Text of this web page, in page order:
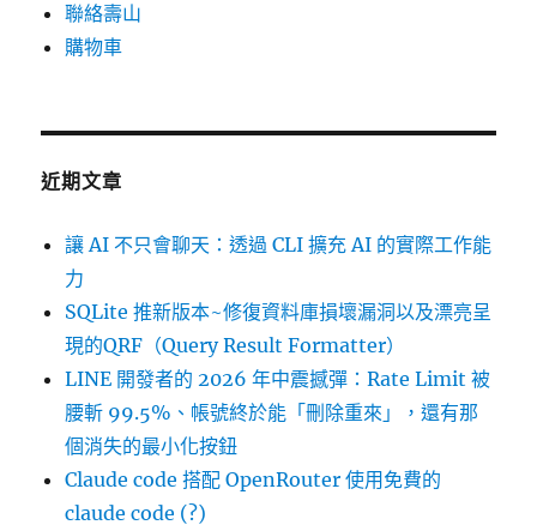
聯絡壽山
購物車
近期文章
讓 AI 不只會聊天：透過 CLI 擴充 AI 的實際工作能
力
SQLite 推新版本~修復資料庫損壞漏洞以及漂亮呈
現的QRF（Query Result Formatter）
LINE 開發者的 2026 年中震撼彈：Rate Limit 被
腰斬 99.5%、帳號終於能「刪除重來」，還有那
個消失的最小化按鈕
Claude code 搭配 OpenRouter 使用免費的
claude code (?)